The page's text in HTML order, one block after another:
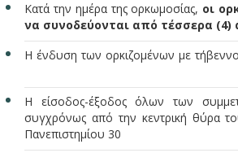
Κατά την ημέρα της ορκωμοσίας, οι
να συνοδεύονται από τέσσερα (4)
Η ένδυση των ορκιζομένων με τήβεννο
Η είσοδος-έξοδος όλων των
συγχρόνως από την κεντρική θύρα
Πανεπιστημίου 30